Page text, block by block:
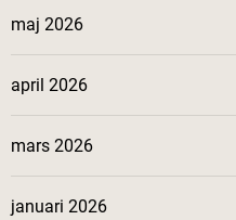
maj 2026
april 2026
mars 2026
januari 2026